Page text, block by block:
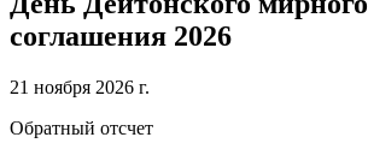
соглашения 2026
21 ноября 2026 г.
Обратный отсчет